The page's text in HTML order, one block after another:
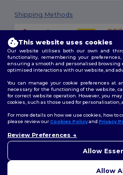
Shipping Methods
2026. All Rights Reserved
Terms & Conditions| Customization Policy
Policy|Site Map
Follow Us
This website uses cookies
Our website utilises both our own and
functionality, remembering your
ensuring a smooth and personalised browsing
optimised interactions with our website, and
You can manage your cookie preferences at
necessary for the functioning of the website,
for correct website operation. However, you
cookies, such as those used for personalisation,
For more details on how we use cookies, how to
please review ourCookies Policyand Privacy
Review Preferences
Allow
Allow
nebo
chatbot